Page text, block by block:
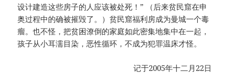
设计建造这些房子的人应该被处死！” （后来贫民窟在申
奥过程中的确被摧毁了。）贫民窟福利房成为曼城一个毒
瘤。也不怪，把贫困潦倒的家庭如此密集地集中在一起，
孩子从小耳濡目染，恶性循环，不成为犯罪温床才怪。
记于2005年十二月22日